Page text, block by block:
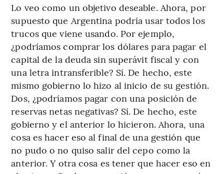
Lo veo como un objetivo deseable. Ahora, por
supuesto que Argentina podría usar todos los
trucos que viene usando. Por ejemplo,
¿podríamos comprar los dólares para pagar el
capital de la deuda sin superávit fiscal y con
una letra intransferible? Sí. De hecho, este
mismo gobierno lo hizo al inicio de su gestión.
Dos, ¿podríamos pagar con una posición de
reservas netas negativas? Sí. De hecho, este
gobierno y el anterior lo hicieron. Ahora, una
cosa es hacer eso al final de una gestión que
no pudo o no quiso salir del cepo como la
anterior. Y otra cosa es tener que hacer eso en